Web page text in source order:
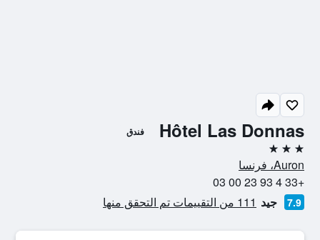
Hôtel Las Donnas فندق
3 نجوم
Auron، فرنسا
+33 4 93 23 00 03
7.9 جيد 111 من التقييمات تم التحقق منها